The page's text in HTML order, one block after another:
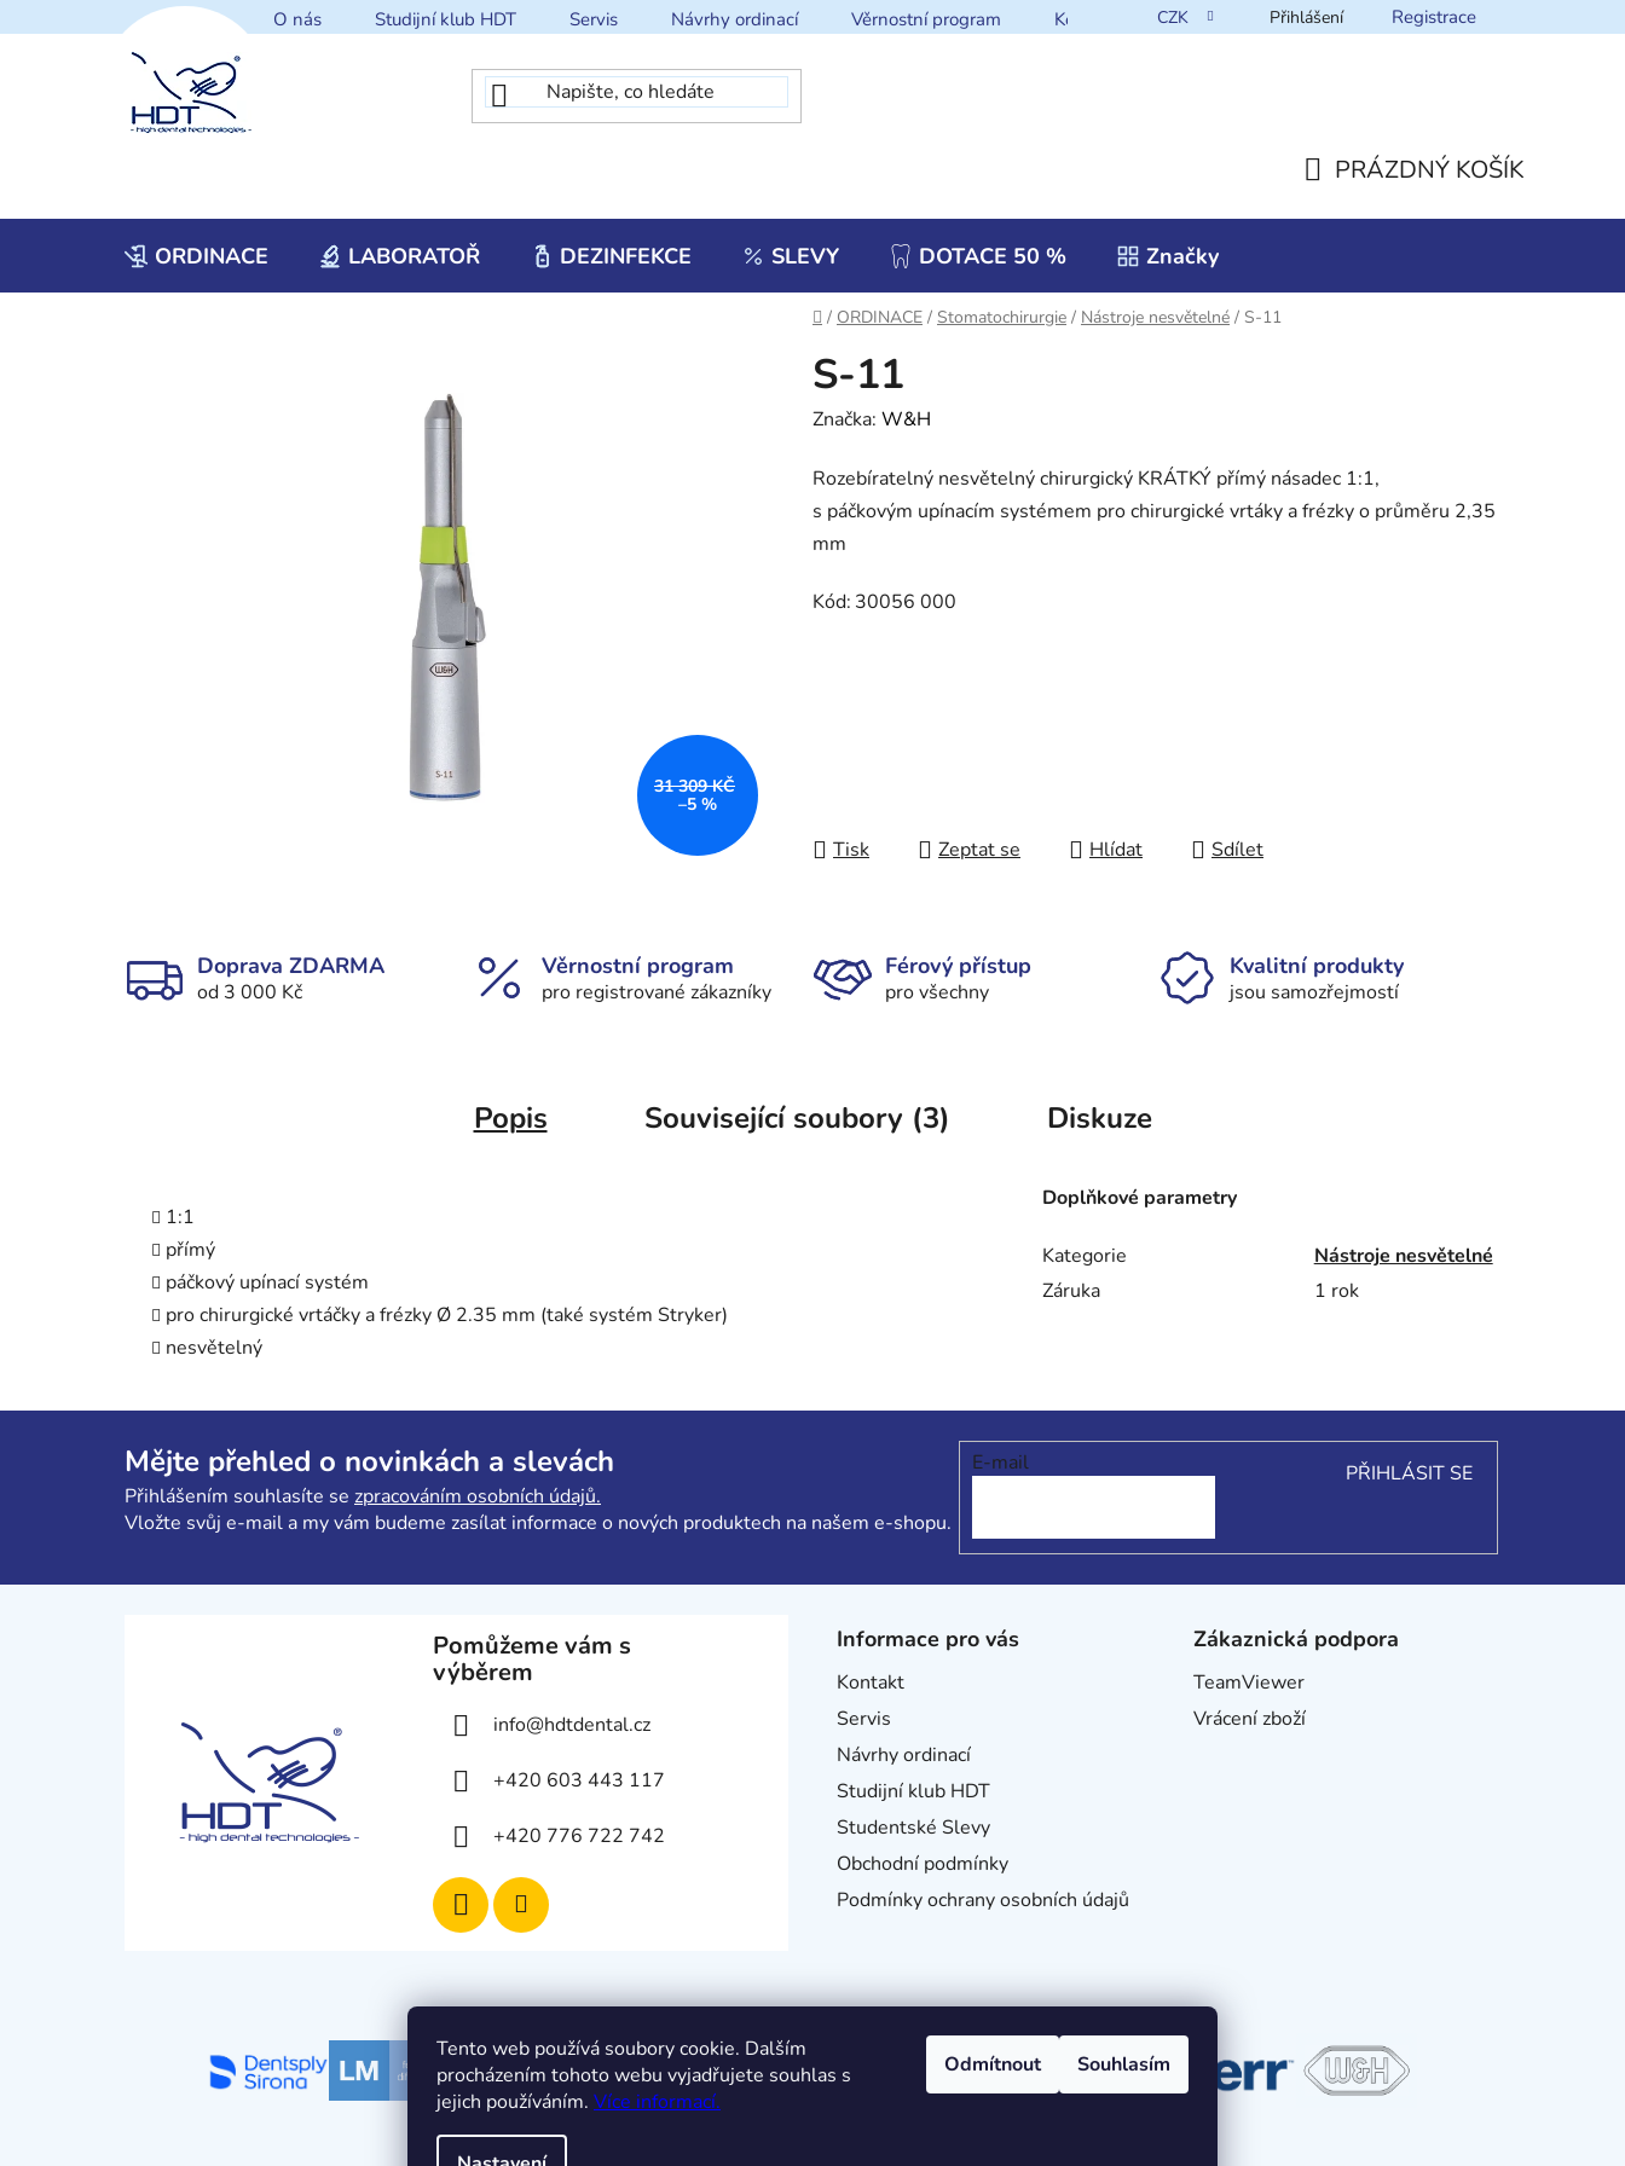
Tento web používá soubory cookie. Dalším
procházením tohoto webu vyjadřujete souhlas s
jejich používáním. Více informací.
Odmítnout Souhlasím
na
O nás Studijní klub HDT Servis Návrhy ordinací Věrnostní program Kontakt CZK Přihlášení Registrace
PRÁZDNÝ KOŠÍK
ORDINACE LABORATOŘ DEZINFEKCE SLEVY DOTACE 50 % Značky
Domů
/ ORDINACE / Stomatochirurgie / Nástroje nesvětelné / S-11
S-11
Značka: W&H
Rozebíratelný nesvětelný chirurgický KRÁTKÝ přímý násadec 1:1,
s páčkovým upínacím systémem pro chirurgické vrtáky a frézky o průměru 2,35
mm
Kód: 30056 000
Tisk Zeptat se Hlídat Sdílet
31 309 KČ
–5 %
Doprava ZDARMA
od 3 000 Kč
Věrnostní program
pro registrované zákazníky
Férový přístup
pro všechny
Kvalitní produkty
jsou samozřejmostí
Popis Související soubory (3) Diskuze
1:1
přímý
páčkový upínací systém
pro chirurgické vrtáčky a frézky Ø 2.35 mm (také systém Stryker)
nesvětelný
Doplňkové parametry
Kategorie
Nástroje nesvětelné
Záruka
1 rok
í
Mějte přehled o novinkách a slevách
Přihlášením souhlasíte se zpracováním osobních údajů.
Vložte svůj e-mail a my vám budeme zasílat informace o nových produktech na našem e-shopu.
E-mail PŘIHLÁSIT SE
Pomůžeme vám s
výběrem
info@hdtdental.cz
+420 603 443 117
+420 776 722 742
Informace pro vás
Kontakt
Servis
Návrhy ordinací
Studijní klub HDT
Studentské Slevy
Obchodní podmínky
Podmínky ochrany osobních údajů
Zákaznická podpora
TeamViewer
Vrácení zboží